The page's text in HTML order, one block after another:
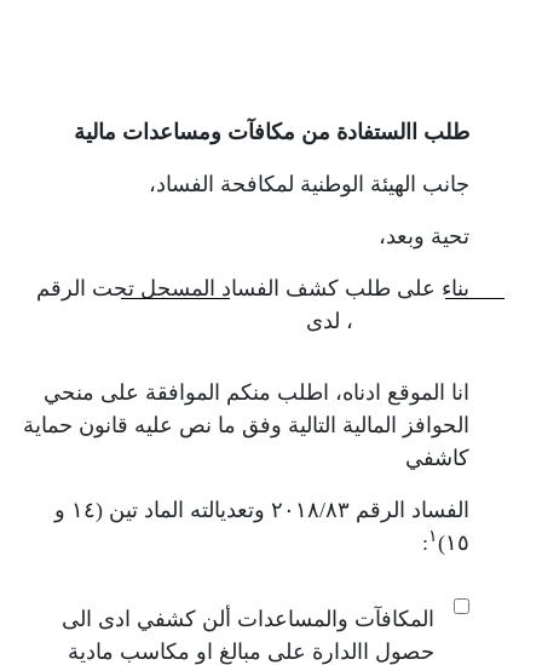
طلب االستفادة من مكافآت ومساعدات مالية
جانب الهيئة الوطنية لمكافحة الفساد،
تحية وبعد،
بناء على طلب كشف الفساد المسجل تحت الرقم
انا الموقع ادناه، اطلب منكم الموافقة على منحي
الحوافز المالية التالية وفق ما نص عليه قانون حماية
كاشفي
الفساد الرقم ٢٠١٨/٨٣ وتعديالته الماد تين (١٤ و
المكافآت والمساعدات ألن كشفي ادى الى
حصول االدارة على مبالغ او مكاسب مادية